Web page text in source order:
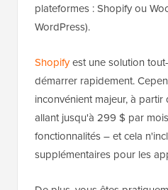
plateformes : Shopify ou
WordPress).
Shopifyest une solution
démarrer rapidement.
inconvénient majeur, à
allant jusqu'à 299 $ par
fonctionnalités – et cela
supplémentaires pour les